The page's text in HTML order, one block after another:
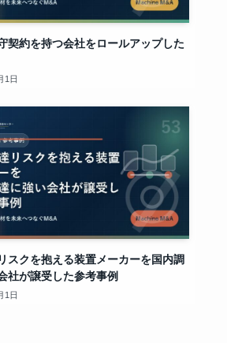
契約を持つ会社をロールアップした
1日
スクを抱える装置メーカーを国内調
社が譲受した参考事例
1日